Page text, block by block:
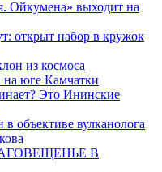
Ойкумена» выходит на
открыт набор в кружок
из космоса
юге Камчатки
Это Ининские
объективе вулканолога
В